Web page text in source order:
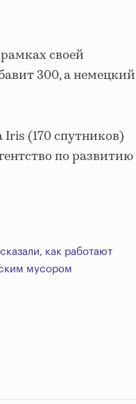
своей
300, а немецкий
Iris (170 спутников)
по развитию
как работают
мусором